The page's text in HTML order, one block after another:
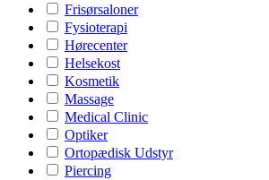
Frisørsaloner
Fysioterapi
Hørecenter
Helsekost
Kosmetik
Massage
Medical Clinic
Optiker
Ortopædisk Udstyr
Piercing